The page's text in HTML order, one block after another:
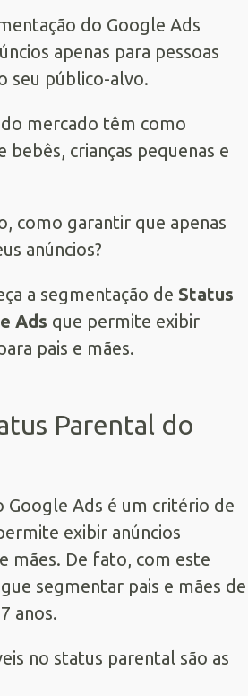
do Google Ads
apenas para pessoas
seu público-alvo.
mercado têm como
bebês, crianças pequenas e
como garantir que apenas
anúncios?
a segmentação de Status
Ads que permite exibir
pais e mães.
Parental do
Google Ads é um critério de
exibir anúncios
mães. De fato, com este
segmentar pais e mães de
anos.
no status parental são as